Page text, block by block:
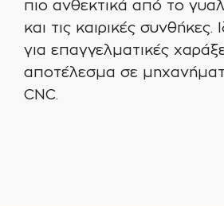
πιο ανθεκτικά από το
και τις καιρικές συνθήκες.
για επαγγελματικές
αποτέλεσμα σε
CNC.